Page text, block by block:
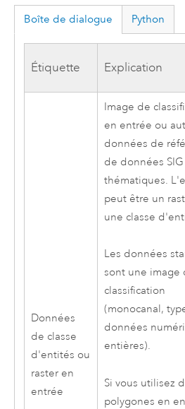
Boîte de dialogue Python
Étiquette Explication
Données
de classe
d'entités ou
raster en
entrée
Image de
en entrée ou
données de
de données SIG
thématiques.
peut être un
une classe
Les données
sont une image
classification
(monocanal,
données
entières).
Si vous utilisez
polygones en